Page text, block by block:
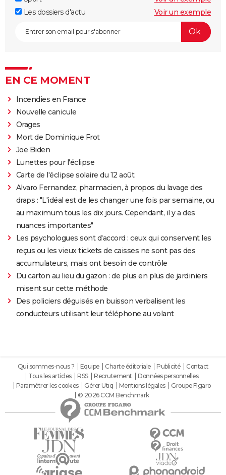
Les dossiers d'actu
Voir un exemple
EN CE MOMENT
Incendies en France
Nouvelle canicule
Orages
Mort de Dominique Frot
Joe Biden
Lunettes pour l'éclipse
Carte de l'éclipse solaire du 12 août
Alvaro Fernandez, pharmacien, à propos du lavage des
draps : "L'idéal est de les changer une fois par semaine, ou
au maximum tous les dix jours. Cependant, il y a des
nuances importantes"
Les psychologues sont d'accord : ceux qui conservent les
reçus ou les vieux tickets de caisses ne sont pas des
accumulateurs, mais ont besoin de contrôle
Du carton au lieu du gazon : de plus en plus de jardiniers
misent sur cette méthode
Des policiers déguisés en buisson verbalisent les
conducteurs utilisant leur téléphone au volant
Qui sommes-nous ? Equipe Charte éditoriale Publicité
Contact
Tous les articles
RSS Recrutement
Données personnelles
Paramétrer les cookies
Gérer Utiq Mentions légales
Groupe Figaro
© 2026 CCM Benchmark